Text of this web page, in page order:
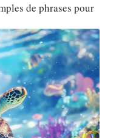
de phrases pour